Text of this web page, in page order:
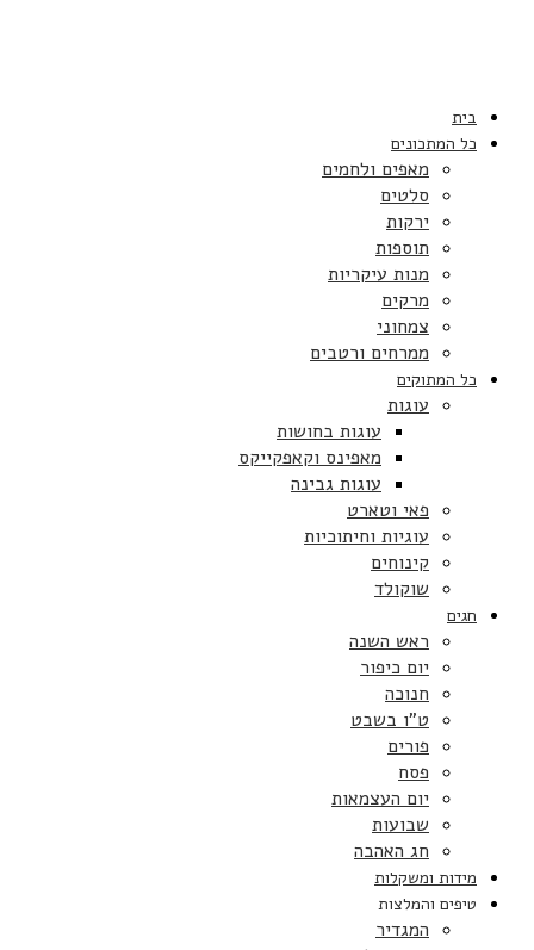
בית
כל המתכונים
מאפים ולחמים
סלטים
ירקות
תוספות
מנות עיקריות
מרקים
צמחוני
ממרחים ורטבים
כל המתוקים
עוגות
עוגות בחושות
מאפינס וקאפקייקס
עוגות גבינה
פאי וטארט
עוגיות וחיתוכיות
קינוחים
שוקולד
חגים
ראש השנה
יום כיפור
חנוכה
ט”ו בשבט
פורים
פסח
יום העצמאות
שבועות
חג האהבה
מידות ומשקלות
טיפים והמלצות
המגדיר